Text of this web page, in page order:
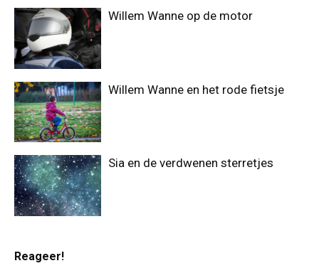
Willem Wanne op de motor
Willem Wanne en het rode fietsje
Sia en de verdwenen sterretjes
Reageer!